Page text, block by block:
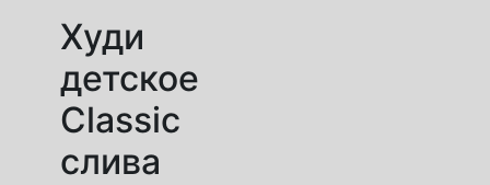
Худи
детское
Classic
слива